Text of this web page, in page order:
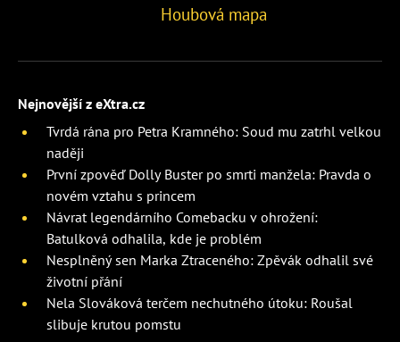
Houbová mapa
Nejnovější z eXtra.cz
Tvrdá rána pro Petra Kramného: Soud mu zatrhl velkou
naději
První zpověď Dolly Buster po smrti manžela: Pravda o
novém vztahu s princem
Návrat legendárního Comebacku v ohrožení:
Batulková odhalila, kde je problém
Nesplněný sen Marka Ztraceného: Zpěvák odhalil své
životní přání
Nela Slováková terčem nechutného útoku: Roušal
slibuje krutou pomstu